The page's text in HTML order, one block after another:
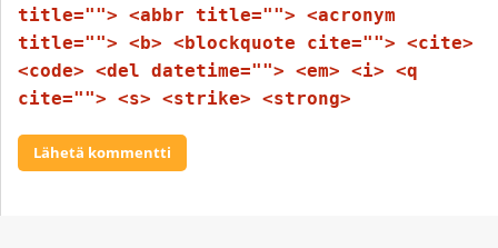
title=""> <abbr title=""> <acronym
title=""> <b> <blockquote cite=""> <cite>
<code> <del datetime=""> <em> <i> <q
cite=""> <s> <strike> <strong>